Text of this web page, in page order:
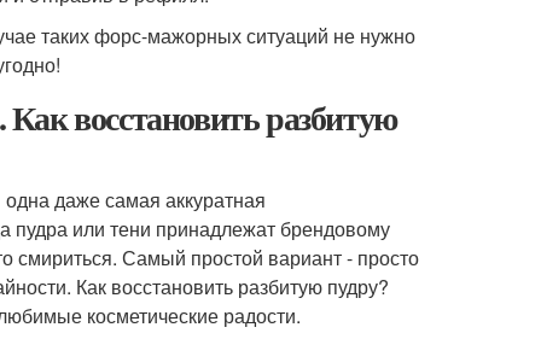
таких форс-мажорных ситуаций не нужно
Как восстановить разбитую
даже самая аккуратная
пудра или тени принадлежат брендовому
смириться. Самый простой вариант - просто
Как восстановить разбитую пудру?
косметические радости.